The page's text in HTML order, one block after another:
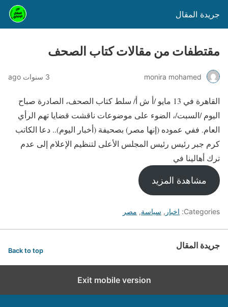
جريدة المقال
مقتطفات من مقالات كتاب الصحف
monira mohamed 3 سنوات ago
القاهرة في 13 مايو /أ ش أ/ سلط كتاب الصحف، الصادرة صباح
اليوم /السبت/، الضوء على موضوعات ناقشت قضايا تهم الرأي
العام. ففي عموده (إنها مصر) بصحيفة (أخبار اليوم).. دعا الكاتب
كرم جبر رئيس رئيس المجلس الأعلى لتنظيم الإعلام إلى عدم
ترك أهالينا في
مشاهدة المزيد
Categories: اخبار , سياسة, مصر
جريدة المقال Back to top
Exit mobile version